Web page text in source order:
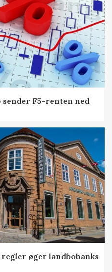
F5-renten ned
øger landbobanks